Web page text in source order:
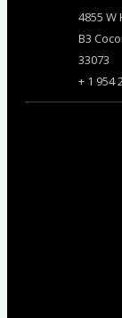
4855 W
B3
33073
+ 1 954